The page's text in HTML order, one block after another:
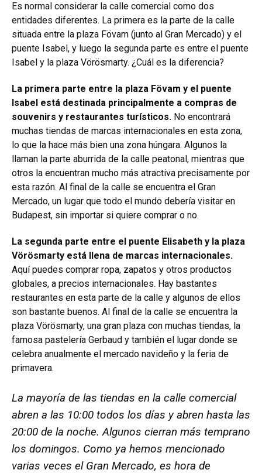
Es normal considerar la calle comercial como dos
entidades diferentes. La primera es la parte de la calle
situada entre la plaza Fövam (junto al Gran Mercado) y el
puente Isabel, y luego la segunda parte es entre el puente
Isabel y la plaza Vörösmarty. ¿Cuál es la diferencia?
La primera parte entre la plaza Fövam y el puente
Isabel está destinada principalmente a compras de
souvenirs y restaurantes turísticos. No encontrará
muchas tiendas de marcas internacionales en esta zona,
lo que la hace más bien una zona húngara. Algunos la
llaman la parte aburrida de la calle peatonal, mientras que
otros la encuentran mucho más atractiva precisamente por
esta razón. Al final de la calle se encuentra el Gran
Mercado, un lugar que todo el mundo debería visitar en
Budapest, sin importar si quiere comprar o no.
La segunda parte entre el puente Elisabeth y la plaza
Vörösmarty está llena de marcas internacionales.
Aquí puedes comprar ropa, zapatos y otros productos
globales, a precios internacionales. Hay bastantes
restaurantes en esta parte de la calle y algunos de ellos
son bastante buenos. Al final de la calle se encuentra la
plaza Vörösmarty, una gran plaza con muchas tiendas, la
famosa pastelería Gerbaud y también el lugar donde se
celebra anualmente el mercado navideño y la feria de
primavera.
La mayoría de las tiendas en la calle comercial
abren a las 10:00 todos los días y abren hasta las
20:00 de la noche. Algunos cierran más temprano
los domingos. Como ya hemos mencionado
varias veces el Gran Mercado, es hora de